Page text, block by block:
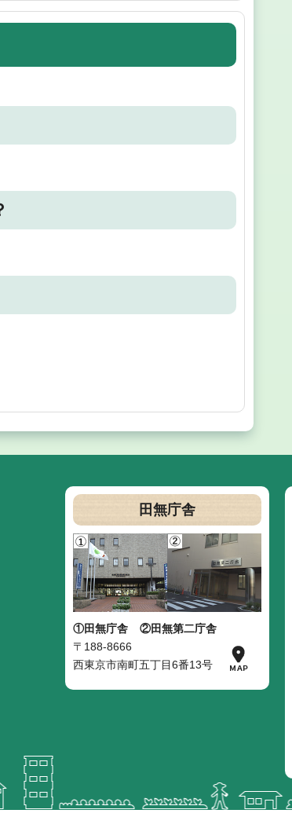
田無庁舎
①田無庁舎
②田無第二庁舎
〒188-8666
西東京市南町五丁目6番13号